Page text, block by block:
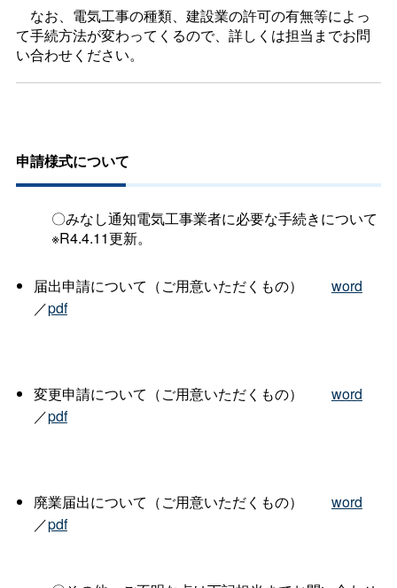
なお、電気工事の種類、建設業の許可の有無等によっ
て手続方法が変わってくるので、詳しくは担当までお問
い合わせください。
申請様式について
〇みなし通知電気工事業者に必要な手続きについて
※R4.4.11更新。
届出申請について（ご用意いただくもの） word
／pdf
変更申請について（ご用意いただくもの） word
／pdf
廃業届出について（ご用意いただくもの） word
／pdf